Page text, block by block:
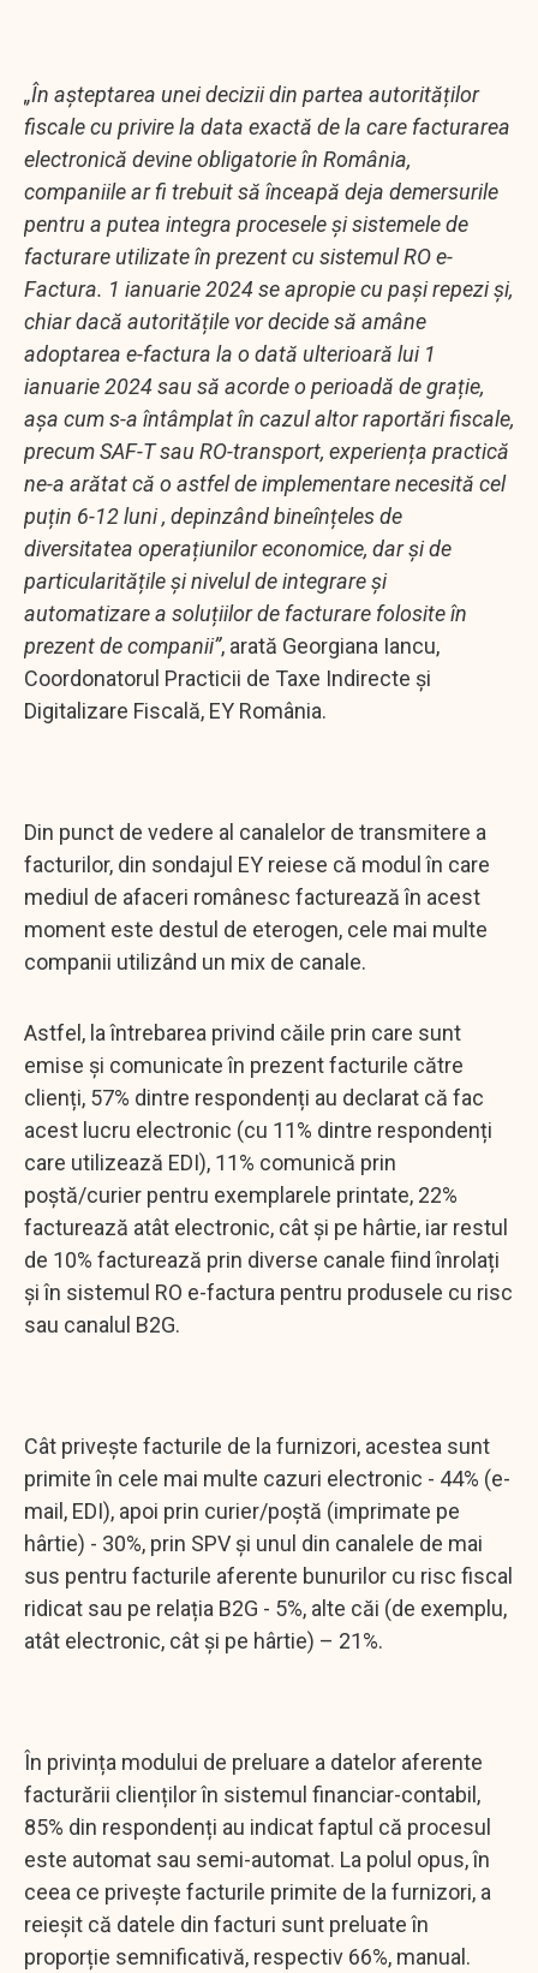
„În așteptarea unei decizii din partea autorităților
fiscale cu privire la data exactă de la care facturarea
electronică devine obligatorie în România,
companiile ar fi trebuit să înceapă deja demersurile
pentru a putea integra procesele şi sistemele de
facturare utilizate în prezent cu sistemul RO e-
Factura. 1 ianuarie 2024 se apropie cu pași repezi şi,
chiar dacă autoritățile vor decide să amâne
adoptarea e-factura la o dată ulterioară lui 1
ianuarie 2024 sau să acorde o perioadă de grație,
așa cum s-a întâmplat în cazul altor raportări fiscale,
precum SAF-T sau RO-transport, experiența practică
ne-a arătat că o astfel de implementare necesită cel
puțin 6-12 luni , depinzând bineînțeles de
diversitatea operațiunilor economice, dar şi de
particularitățile și nivelul de integrare și
automatizare a soluțiilor de facturare folosite în
prezent de companii”, arată Georgiana Iancu,
Coordonatorul Practicii de Taxe Indirecte și
Digitalizare Fiscală, EY România.
Din punct de vedere al canalelor de transmitere a
facturilor, din sondajul EY reiese că modul în care
mediul de afaceri românesc facturează în acest
moment este destul de eterogen, cele mai multe
companii utilizând un mix de canale.
Astfel, la întrebarea privind căile prin care sunt
emise și comunicate în prezent facturile către
clienți, 57% dintre respondenți au declarat că fac
acest lucru electronic (cu 11% dintre respondenți
care utilizează EDI), 11% comunică prin
poștă/curier pentru exemplarele printate, 22%
facturează atât electronic, cât şi pe hârtie, iar restul
de 10% facturează prin diverse canale fiind înrolați
şi în sistemul RO e-factura pentru produsele cu risc
sau canalul B2G.
Cât privește facturile de la furnizori, acestea sunt
primite în cele mai multe cazuri electronic - 44% (e-
mail, EDI), apoi prin curier/poștă (imprimate pe
hârtie) - 30%, prin SPV și unul din canalele de mai
sus pentru facturile aferente bunurilor cu risc fiscal
ridicat sau pe relația B2G - 5%, alte căi (de exemplu,
atât electronic, cât şi pe hârtie) – 21%.
În privința modului de preluare a datelor aferente
facturării clienților în sistemul financiar-contabil,
85% din respondenți au indicat faptul că procesul
este automat sau semi-automat. La polul opus, în
ceea ce privește facturile primite de la furnizori, a
reieșit că datele din facturi sunt preluate în
proporție semnificativă, respectiv 66%, manual.